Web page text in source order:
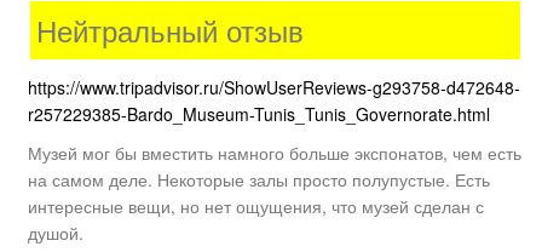
Нейтральный отзыв
https://www.tripadvisor.ru/ShowUserReviews-g293758-d472648-
r257229385-Bardo_Museum-Tunis_Tunis_Governorate.html
Музей мог бы вместить намного больше экспонатов, чем есть
на самом деле. Некоторые залы просто полупустые. Есть
интересные вещи, но нет ощущения, что музей сделан с
душой.